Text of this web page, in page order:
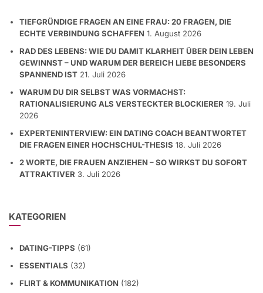
TIEFGRÜNDIGE FRAGEN AN EINE FRAU: 20 FRAGEN, DIE
ECHTE VERBINDUNG SCHAFFEN 1. August 2026
RAD DES LEBENS: WIE DU DAMIT KLARHEIT ÜBER DEIN LEBEN
GEWINNST – UND WARUM DER BEREICH LIEBE BESONDERS
SPANNEND IST 21. Juli 2026
WARUM DU DIR SELBST WAS VORMACHST:
RATIONALISIERUNG ALS VERSTECKTER BLOCKIERER 19. Juli
2026
EXPERTENINTERVIEW: EIN DATING COACH BEANTWORTET
DIE FRAGEN EINER HOCHSCHUL-THESIS 18. Juli 2026
2 WORTE, DIE FRAUEN ANZIEHEN – SO WIRKST DU SOFORT
ATTRAKTIVER 3. Juli 2026
KATEGORIEN
DATING-TIPPS (61)
ESSENTIALS (32)
FLIRT & KOMMUNIKATION (182)